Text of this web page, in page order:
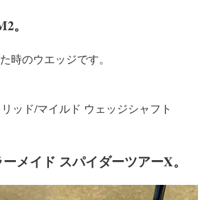
。
時のウエッジです。
ッド/マイルド ウェッジシャフト
メイド スパイダーツアーX。